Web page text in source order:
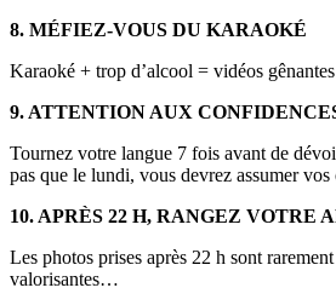
8. MÉFIEZ-VOUS DU KARAOKÉ
Karaoké + trop d’alcool = vidéos gênantes
9. ATTENTION AUX
Tournez votre langue 7 fois avant de
pas que le lundi, vous devrez assumer
10. APRÈS 22 H, RANGEZ VOTRE
Les photos prises après 22 h sont
valorisantes…